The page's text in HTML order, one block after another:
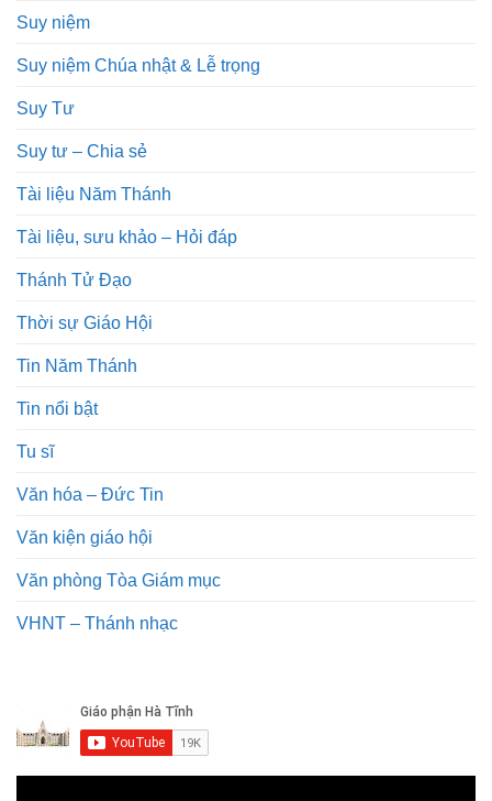
Suy niệm
Suy niệm Chúa nhật & Lễ trọng
Suy Tư
Suy tư – Chia sẻ
Tài liệu Năm Thánh
Tài liệu, sưu khảo – Hỏi đáp
Thánh Tử Đạo
Thời sự Giáo Hội
Tin Năm Thánh
Tin nổi bật
Tu sĩ
Văn hóa – Đức Tin
Văn kiện giáo hội
Văn phòng Tòa Giám mục
VHNT – Thánh nhạc